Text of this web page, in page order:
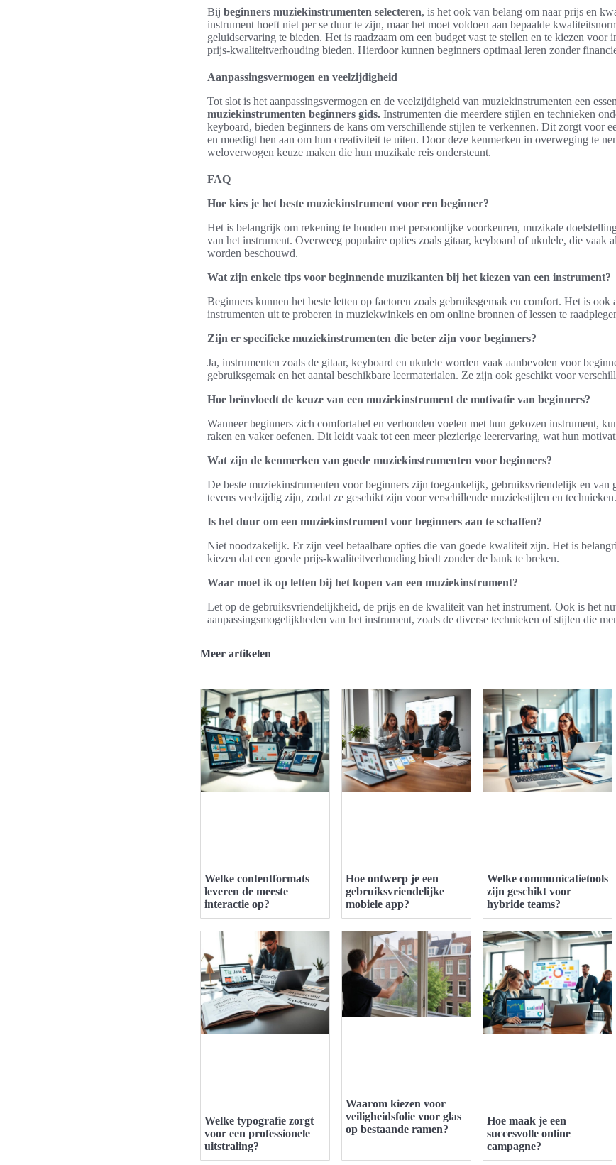
Bij beginners muziekinstrumenten selecteren, is het ook van belang om naar prijs en
instrument hoeft niet per se duur te zijn, maar het moet voldoen aan bepaalde
geluidservaring te bieden. Het is raadzaam om een budget vast te stellen en te kiezen voor
prijs-kwaliteitverhouding bieden. Hierdoor kunnen beginners optimaal leren zonder
Aanpassingsvermogen en veelzijdigheid
Tot slot is het aanpassingsvermogen en de veelzijdigheid van muziekinstrumenten een
muziekinstrumenten beginners gids. Instrumenten die meerdere stijlen en technieken
keyboard, bieden beginners de kans om verschillende stijlen te verkennen. Dit zorgt voor
en moedigt hen aan om hun creativiteit te uiten. Door deze kenmerken in overweging te
weloverwogen keuze maken die hun muzikale reis ondersteunt.
FAQ
Hoe kies je het beste muziekinstrument voor een beginner?
Het is belangrijk om rekening te houden met persoonlijke voorkeuren, muzikale
van het instrument. Overweeg populaire opties zoals gitaar, keyboard of ukulele, die vaak
worden beschouwd.
Wat zijn enkele tips voor beginnende muzikanten bij het kiezen van een instrument?
Beginners kunnen het beste letten op factoren zoals gebruiksgemak en comfort. Het is ook
instrumenten uit te proberen in muziekwinkels en om online bronnen of lessen te
Zijn er specifieke muziekinstrumenten die beter zijn voor beginners?
Ja, instrumenten zoals de gitaar, keyboard en ukulele worden vaak aanbevolen voor
gebruiksgemak en het aantal beschikbare leermaterialen. Ze zijn ook geschikt voor
Hoe beïnvloedt de keuze van een muziekinstrument de motivatie van beginners?
Wanneer beginners zich comfortabel en verbonden voelen met hun gekozen instrument,
raken en vaker oefenen. Dit leidt vaak tot een meer plezierige leerervaring, wat hun
Wat zijn de kenmerken van goede muziekinstrumenten voor beginners?
De beste muziekinstrumenten voor beginners zijn toegankelijk, gebruiksvriendelijk en van
tevens veelzijdig zijn, zodat ze geschikt zijn voor verschillende muziekstijlen en technieken.
Is het duur om een muziekinstrument voor beginners aan te schaffen?
Niet noodzakelijk. Er zijn veel betaalbare opties die van goede kwaliteit zijn. Het is
kiezen dat een goede prijs-kwaliteitverhouding biedt zonder de bank te breken.
Waar moet ik op letten bij het kopen van een muziekinstrument?
Let op de gebruiksvriendelijkheid, de prijs en de kwaliteit van het instrument. Ook is het
aanpassingsmogelijkheden van het instrument, zoals de diverse technieken of stijlen die
Meer artikelen
Welke contentformats
leveren de meeste
interactie op?
Hoe ontwerp je een
gebruiksvriendelijke
mobiele app?
Welke communicatietools
zijn geschikt voor
hybride teams?
Welke typografie zorgt
voor een professionele
uitstraling?
Waarom kiezen voor
veiligheidsfolie voor glas
op bestaande ramen?
Hoe maak je een
succesvolle online
campagne?